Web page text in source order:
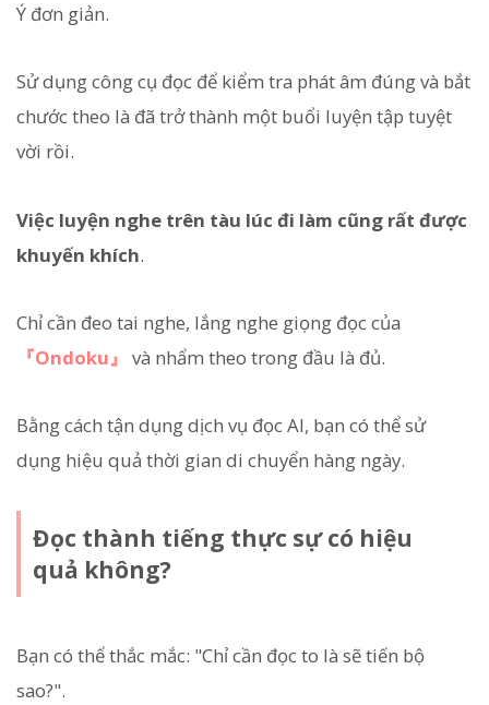
Ý đơn giản.
Sử dụng công cụ đọc để kiểm tra phát âm đúng và bắt
chước theo là đã trở thành một buổi luyện tập tuyệt
vời rồi.
Việc luyện nghe trên tàu lúc đi làm cũng rất được
khuyến khích.
Chỉ cần đeo tai nghe, lắng nghe giọng đọc của
『Ondoku』 và nhẩm theo trong đầu là đủ.
Bằng cách tận dụng dịch vụ đọc AI, bạn có thể sử
dụng hiệu quả thời gian di chuyển hàng ngày.
Đọc thành tiếng thực sự có hiệu
quả không?
Bạn có thể thắc mắc: "Chỉ cần đọc to là sẽ tiến bộ
sao?".